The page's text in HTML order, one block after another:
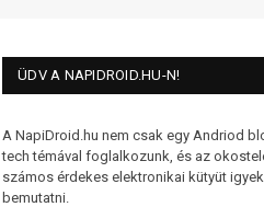
ÜDV A NAPIDROID.HU-N!
A NapiDroid.hu nem csak egy Andriod
tech témával foglalkozunk, és az
számos érdekes elektronikai kütyüt
bemutatni.